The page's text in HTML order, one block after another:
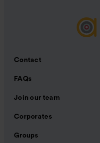
Contact
FAQs
Join our team
Corporates
Groups